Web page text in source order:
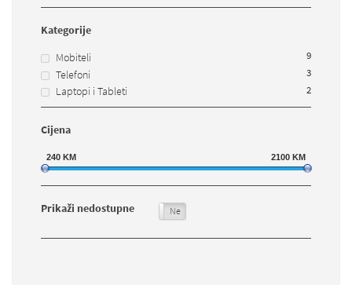
Kategorije
Mobiteli
9
Telefoni 3
Laptopi i Tableti 2
Cijena
240 KM 2100 KM
Prikaži nedostupne Ne